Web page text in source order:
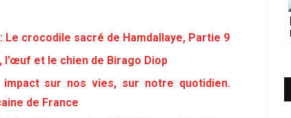
Le crocodile sacré de Hamdallaye, Partie 9
l’œuf et le chien de Birago Diop
impact sur nos vies, sur notre quotidien.
de France